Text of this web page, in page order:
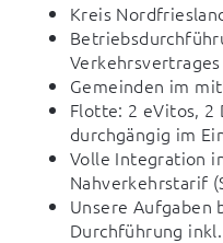
Kreis
Gemeinden im
Flotte: 2 eVitos, 2
durchgängig im
Volle Integration
Nahverkehrstarif
Unsere Aufgaben
Durchführung